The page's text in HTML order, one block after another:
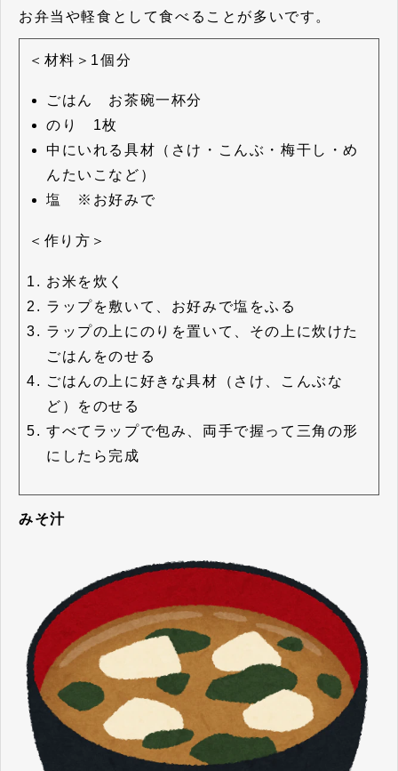
お弁当や軽食として食べることが多いです。
＜材料＞1個分
ごはん お茶碗一杯分
のり 1枚
中にいれる具材（さけ・こんぶ・梅干し・め
んたいこなど）
塩 ※お好みで
＜作り方＞
お米を炊く
ラップを敷いて、お好みで塩をふる
ラップの上にのりを置いて、その上に炊けた
ごはんをのせる
ごはんの上に好きな具材（さけ、こんぶな
ど）をのせる
すべてラップで包み、両手で握って三角の形
にしたら完成
みそ汁